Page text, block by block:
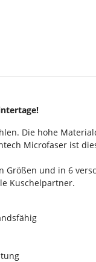
Die hohe
Microfaser ist
Größen und in 6
Kuschelpartner.